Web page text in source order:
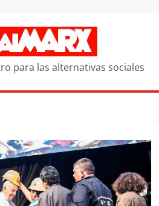
para las alternativas sociales